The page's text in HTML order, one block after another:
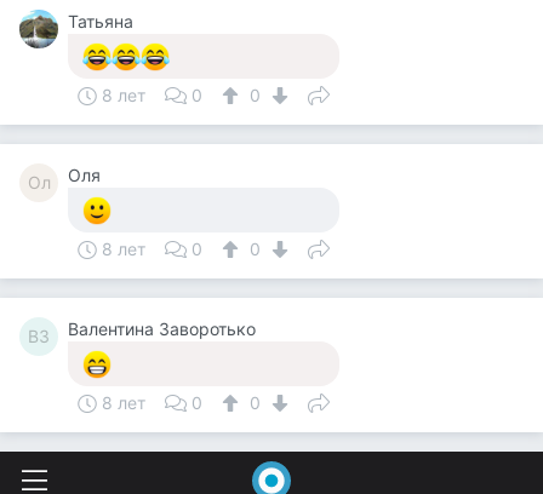
Татьяна
8 лет 0 0
Ол Оля
8 лет 0 0
ВЗ Валентина Заворотько
8 лет 0 0